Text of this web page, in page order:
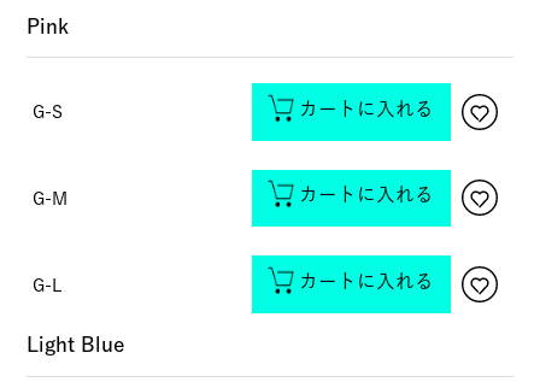
Pink
G-S カートに入れる
G-M カートに入れる
G-L カートに入れる
Light Blue